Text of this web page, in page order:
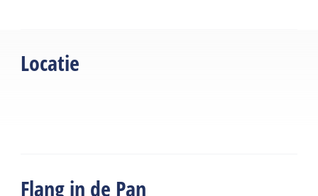
Locatie
Flang in de Pan